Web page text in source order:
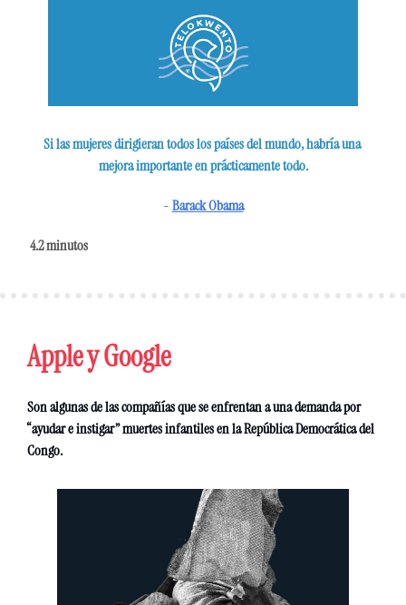
Si las mujeres dirigieran todos los países del mundo, habría una
mejora importante en prácticamente todo.
- Barack Obama
4.2 minutos
Apple y Google
Son algunas de las compañías que se enfrentan a una demanda por
“ayudar e instigar” muertes infantiles en la República Democrática del
Congo.